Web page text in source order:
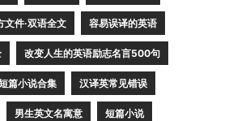
文件·双语全文 容易误译的英语
改变人生的英语励志名言500句
篇小说合集 汉译英常见错误
男生英文名寓意 短篇小说